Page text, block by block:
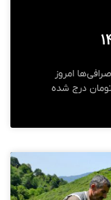
امروز
۲۰ بهمن ۱۴۰۱ برابر ۴۲ هزار و ۹۸۷ تومان درج شده